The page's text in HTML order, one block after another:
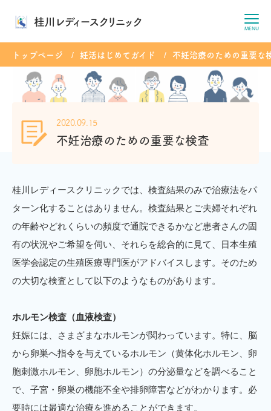
桂川レディースクリニック MENU
トップページ 妊活はじめてガイド 不妊治療のための重要な
2020.09.15
不妊治療のための重要な検査
桂川レディースクリニックでは、検査結果のみで治療法をパ
ターン化することはありません。検査結果とご夫婦それぞれ
の年齢やどれくらいの頻度で通院できるかなど患者さんの固
有の状況やご希望を伺い、それらを総合的に見て、日本生殖
医学会認定の生殖医療専門医がアドバイスします。そのため
の大切な検査として以下のようなものがあります。
ホルモン検査（血液検査）
妊娠には、さまざまなホルモンが関わっています。特に、脳
から卵巣へ指令を与えているホルモン（黄体化ホルモン、卵
胞刺激ホルモン、卵胞ホルモン）の分泌量などを調べること
で、子宮・卵巣の機能不全や排卵障害などがわかります。必
要時には最適な治療を進めることができます。